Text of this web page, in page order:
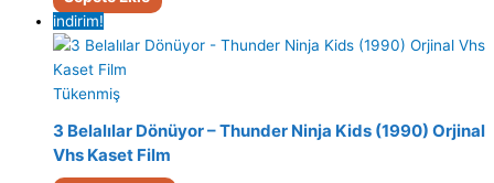
indirim!
Tükenmiş
3 Belalılar Dönüyor – Thunder Ninja Kids (1990) Orjinal
Vhs Kaset Film